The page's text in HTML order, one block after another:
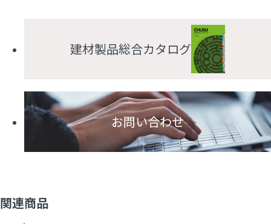
建材製品総合カタログ
お問い合わせ
関連商品